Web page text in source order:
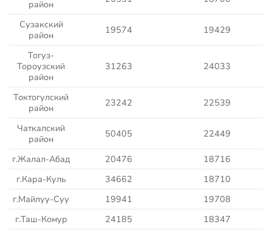
район
Сузакский
район
19574 19429
Тогуз-
Тороузский
район
31263 24033
Токтогулский
район
23242 22539
Чаткалский
район
50405 22449
г.Жалал-Абад 20476
18716
г.Кара-Куль
34662
18710
г.Майлуу-Суу
19941
19708
г.Таш-Комур
24185
18347